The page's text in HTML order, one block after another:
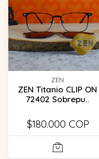
ZEN
ZEN Titanio CLIP ON
72402 Sobrepu..
$180.000 COP